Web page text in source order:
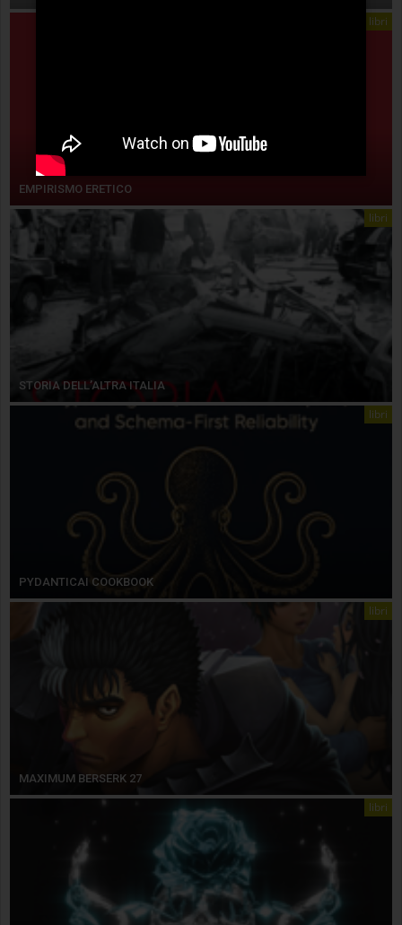
libri
EMPIRISMO ERETICO
libri
STORIA DELL’ALTRA ITALIA
libri
PYDANTICAI COOKBOOK
libri
MAXIMUM BERSERK 27
libri